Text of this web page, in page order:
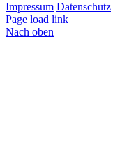
Impressum Datenschutz
Page load link
Nach oben